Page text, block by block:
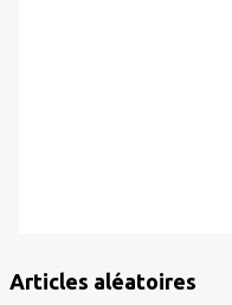
Articles aléatoires